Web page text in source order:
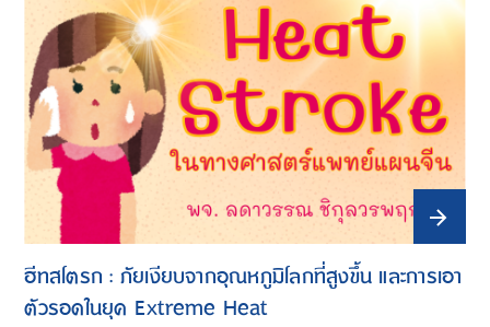
ฮีทสโตรก : ภัยเงียบจากอุณหภูมิโลกที่สูงขึ้น และการเอา
ตัวรอดในยุค Extreme Heat